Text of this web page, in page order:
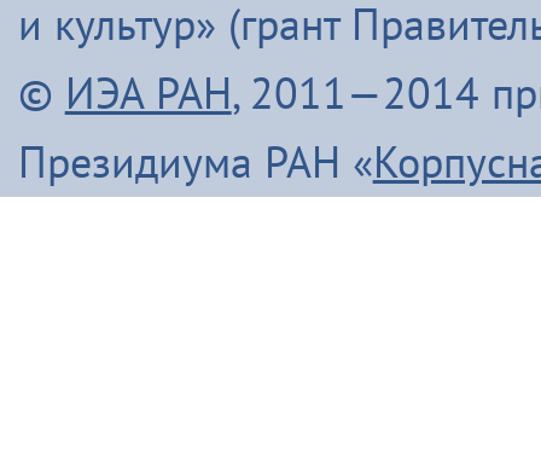
и культур» (грант
© ИЭА РАН, 2011—2014
Президиума РАН «